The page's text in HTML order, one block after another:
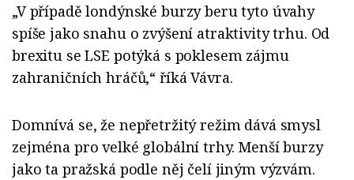
„V případě londýnské burzy beru tyto úvahy
spíše jako snahu o zvýšení atraktivity trhu. Od
brexitu se LSE potýká s poklesem zájmu
zahraničních hráčů,“ říká Vávra.
Domnívá se, že nepřetržitý režim dává smysl
zejména pro velké globální trhy. Menší burzy
jako ta pražská podle něj čelí jiným výzvám.